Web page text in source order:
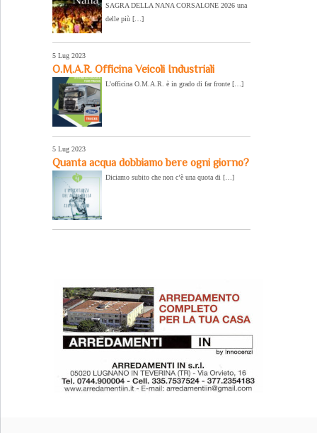
SAGRA DELLA NANA CORSALONE 2026 una
delle più […]
5 Lug 2023
O.M.A.R. Officina Veicoli Industriali
L’officina O.M.A.R. è in grado di far fronte […]
5 Lug 2023
Quanta acqua dobbiamo bere ogni giorno?
Diciamo subito che non c’è una quota di […]